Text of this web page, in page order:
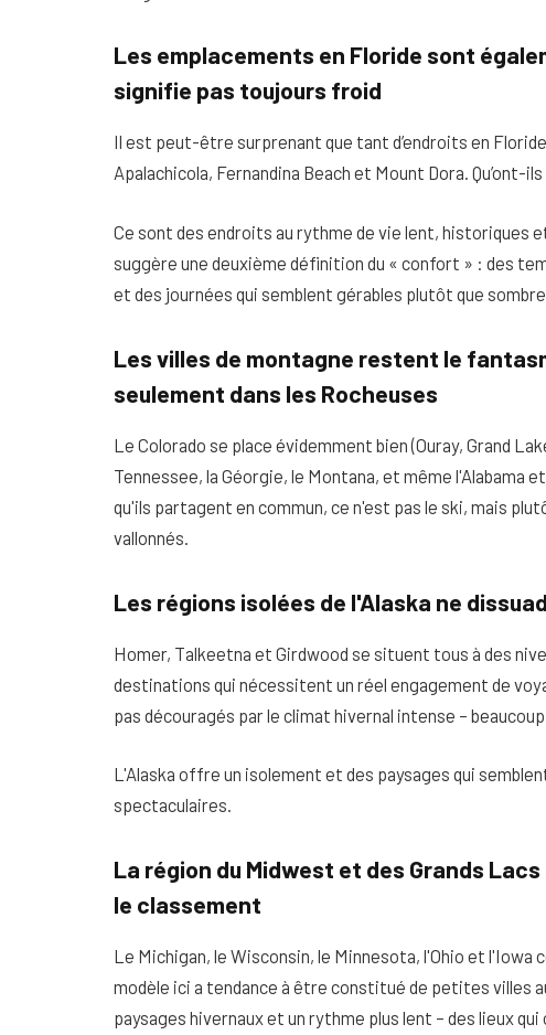
Les emplacements en Floride sont
signifie pas toujours froid
Il est peut-être surprenant que tant d’endroits en
Apalachicola, Fernandina Beach et Mount Dora. Qu’ont-
Ce sont des endroits au rythme de vie lent, historiques
suggère une deuxième définition du « confort » : des
et des journées qui semblent gérables plutôt que
Les villes de montagne restent le
seulement dans les Rocheuses
Le Colorado se place évidemment bien (Ouray, Grand
Tennessee, la Géorgie, le Montana, et même l'Alabama
qu'ils partagent en commun, ce n'est pas le ski, mais
vallonnés.
Les régions isolées de l'Alaska ne
Homer, Talkeetna et Girdwood se situent tous à des
destinations qui nécessitent un réel engagement de
pas découragés par le climat hivernal intense – beaucoup
L'Alaska offre un isolement et des paysages qui
spectaculaires.
La région du Midwest et des Grands
le classement
Le Michigan, le Wisconsin, le Minnesota, l'Ohio et
modèle ici a tendance à être constitué de petites villes
paysages hivernaux et un rythme plus lent – ​​des lieux